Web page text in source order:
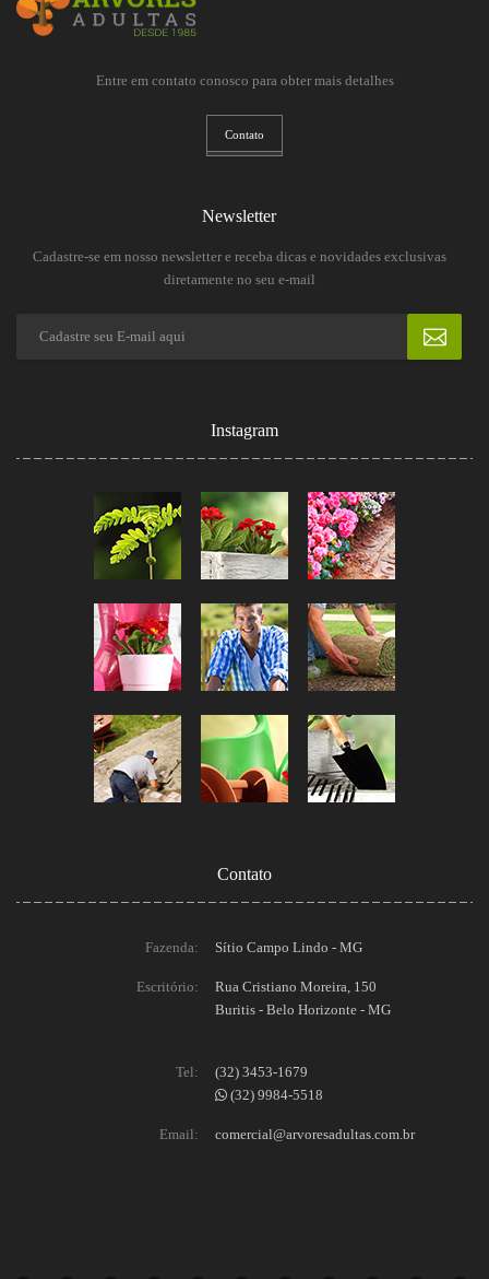
Entre em contato conosco para obter mais detalhes
Contato
Newsletter
Cadastre-se em nosso newsletter e receba dicas e novidades exclusivas
diretamente no seu e-mail
Instagram
Contato
Fazenda: Sítio Campo Lindo - MG
Escritório:
Rua Cristiano Moreira, 150
Buritis - Belo Horizonte - MG
Tel:
(32) 3453-1679
(32) 9984-5518
Email: comercial@arvoresadultas.com.br